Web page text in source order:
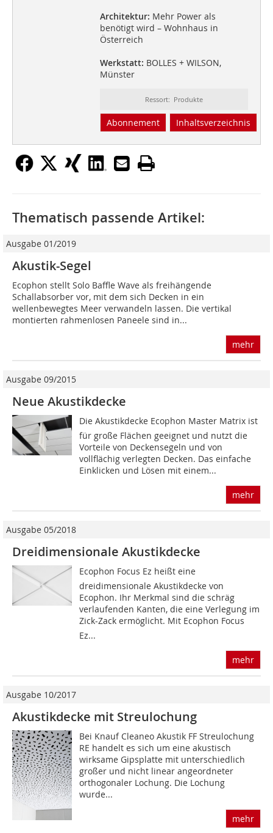
Architektur: Mehr Power als
benötigt wird – Wohnhaus in
Österreich
Werkstatt: BOLLES + WILSON,
Münster
Ressort: Produkte
Abonnement Inhaltsverzeichnis
Thematisch passende Artikel:
Ausgabe 01/2019
Akustik-Segel
Ecophon stellt Solo Baffle Wave als freihängende
Schallabsorber vor, mit dem sich Decken in ein
wellenbewegtes Meer verwandeln lassen. Die vertikal
montierten rahmenlosen Paneele sind in...
mehr
Ausgabe 09/2015
Neue Akustikdecke
Die Akustikdecke Ecophon Master Matrix ist
für große Flächen geeignet und nutzt die
Vorteile von Deckensegeln und von
vollflächig verlegten Decken. Das einfache
Einklicken und Lösen mit einem...
mehr
Ausgabe 05/2018
Dreidimensionale Akustikdecke
Ecophon Focus Ez heißt eine
dreidimensionale Akustikdecke von
Ecophon. Ihr Merkmal sind die schräg
verlaufenden Kanten, die eine Verlegung im
Zick-Zack ermöglicht. Mit Ecophon Focus
Ez...
mehr
Ausgabe 10/2017
Akustikdecke mit Streulochung
Bei Knauf Cleaneo Akustik FF Streulochung
RE handelt es sich um eine akustisch
wirksame Gipsplatte mit unterschiedlich
großer und nicht linear angeordneter
orthogonaler Lochung. Die Lochung
wurde...
mehr